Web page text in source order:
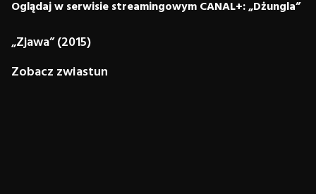
Oglądaj w serwisie streamingowym CANAL+: „Dżungla”
„Zjawa” (2015)
Zobacz zwiastun